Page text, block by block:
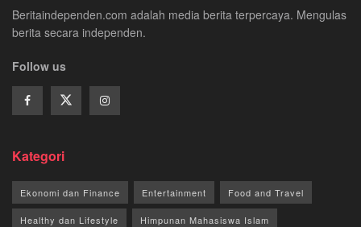
Beritaindependen.com adalah media berita terpercaya. Mengulas
berita secara independen.
Follow us
Kategori
Ekonomi dan Finance Entertainment Food and Travel
Healthy dan Lifestyle Himpunan Mahasiswa Islam